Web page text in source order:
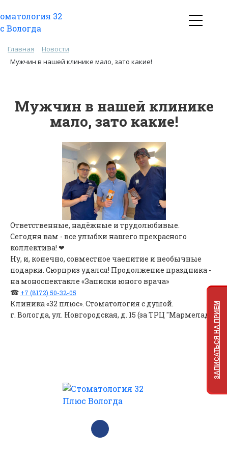
Главная
Новости
Мужчин в нашей клинике мало, зато какие!
Мужчин в нашей клинике
мало, зато какие!
Ответственные, надёжные и трудолюбивые.
Сегодня вам - все улыбки нашего прекрасного
коллектива! ❤
Ну, и, конечно, совместное чаепитие и необычные
подарки. Сюрприз удался! Продолжение праздника -
на моноспектакле «Записки юного врача»
☎ +7 (8172) 50-32-05
Клиника «32 плюс». Стоматология с душой.
г. Вологда, ул. Новгородская, д. 15 (за ТРЦ "Мармелад").ЗАПИСАТЬСЯ НА ПРИЕМ